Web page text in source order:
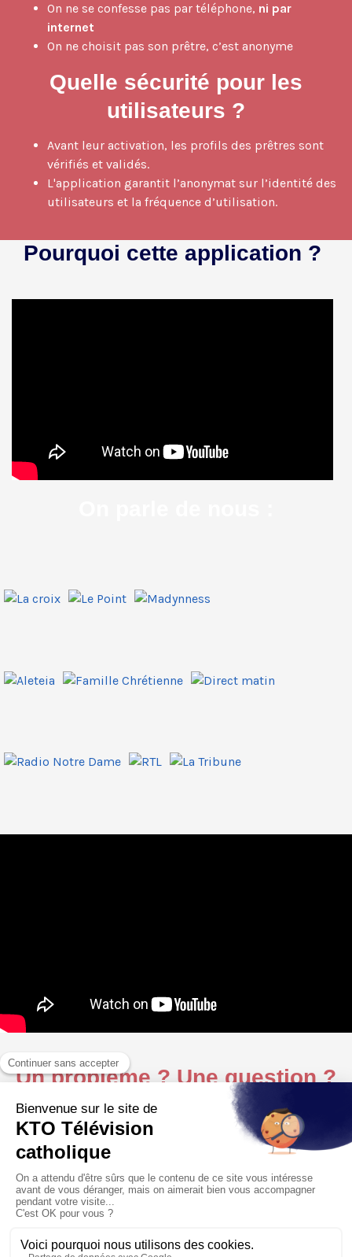
On ne se confesse pas par téléphone, ni par
internet
On ne choisit pas son prêtre, c’est anonyme
Quelle sécurité pour les
utilisateurs ?
Avant leur activation, les profils des prêtres sont
vérifiés et validés.
L'application garantit l’anonymat sur l’identité des
utilisateurs et la fréquence d’utilisation.
Pourquoi cette application ?
Un problème ? Une question ?
Contactez-nous :